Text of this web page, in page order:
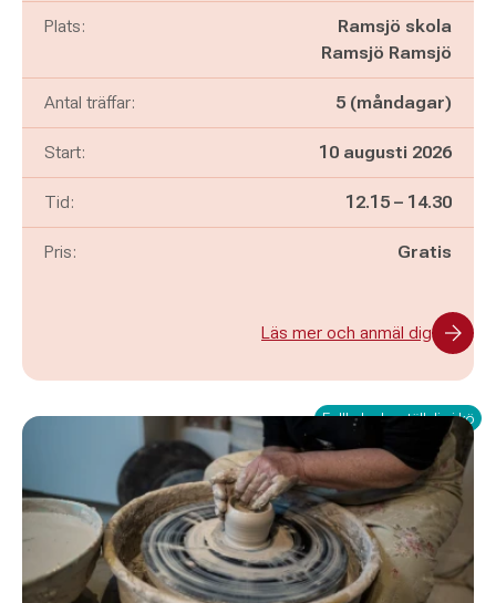
Plats:
Ramsjö skola
Ramsjö Ramsjö
Antal träffar: 5 (måndagar)
Start: 10 augusti 2026
Tid: Pågår mellan
12.15 – och
14.30
Pris: Gratis
Läs mer och anmäl dig
Fullbokad – ställ dig i kö